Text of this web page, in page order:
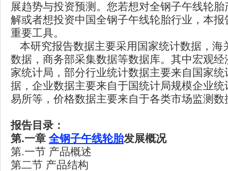
展趋势与投资预测。您若想对全钢子午线轮
解或者想投资中国全钢子午线轮胎行业，本
重要工具。
本研究报告数据主要采用国家统计数据，海
数据，商务部采集数据等数据库。其中宏观
家统计局，部分行业统计数据主要来自国家
据，企业数据主要来自于国统计局规模企业
易所等，价格数据主要来自于各类市场监测数
报告目录：
第.一章 全钢子午线轮胎发展概况
第.一节 产品概述
第二节 产品结构